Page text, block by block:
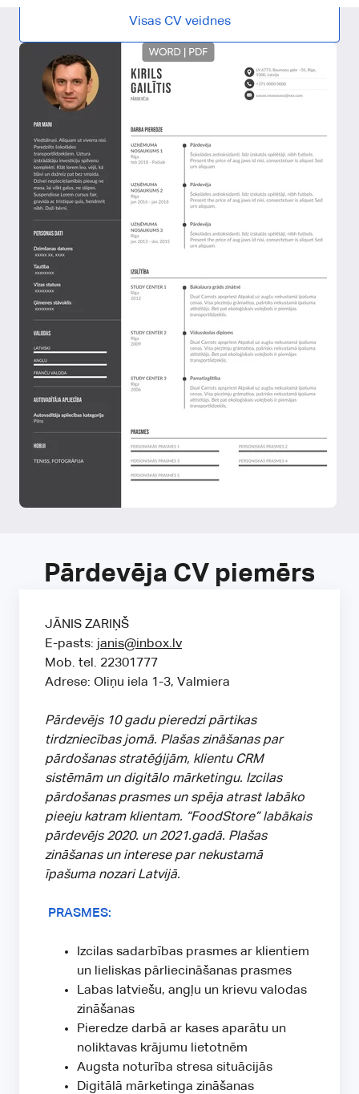
Visas CV veidnes
Pārdevēja CV piemērs
JĀNIS ZARIŅŠ
E-pasts: janis@inbox.lv
Mob. tel. 22301777
Adrese: Oliņu iela 1-3, Valmiera
Pārdevējs 10 gadu pieredzi pārtikas
tirdzniecības jomā. Plašas zināšanas par
pārdošanas stratēģijām, klientu CRM
sistēmām un digitālo mārketingu. Izcilas
pārdošanas prasmes un spēja atrast labāko
pieeju katram klientam. “FoodStore” labākais
pārdevējs 2020. un 2021.gadā. Plašas
zināšanas un interese par nekustamā
īpašuma nozari Latvijā.
PRASMES:
Izcilas sadarbības prasmes ar klientiem
un lieliskas pārliecināšanas prasmes
Labas latviešu, angļu un krievu valodas
zināšanas
Pieredze darbā ar kases aparātu un
noliktavas krājumu lietotnēm
Augsta noturība stresa situācijās
Digitālā mārketinga zināšanas